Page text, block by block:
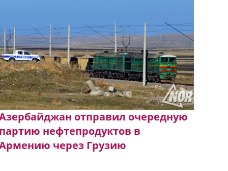
отправил очередную
партию нефтепродуктов в
через Грузию